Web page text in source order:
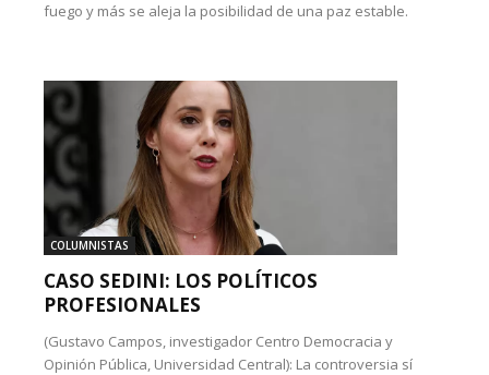
fuego y más se aleja la posibilidad de una paz estable.
COLUMNISTAS
CASO SEDINI: LOS POLÍTICOS
PROFESIONALES
(Gustavo Campos, investigador Centro Democracia y
Opinión Pública, Universidad Central): La controversia sí